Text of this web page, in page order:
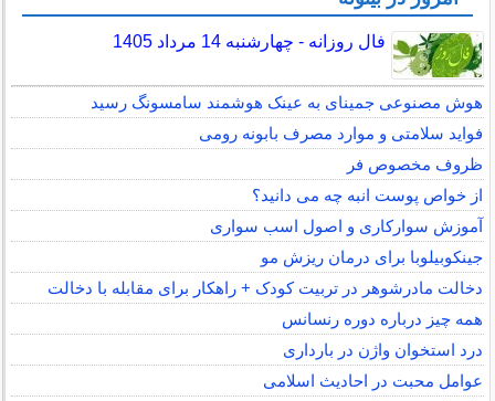
فال روزانه - چهارشنبه 14 مرداد 1405
هوش مصنوعی جمینای به عینک هوشمند سامسونگ رسید
فواید سلامتی و موارد مصرف بابونه رومی
ظروف مخصوص فر
از خواص پوست انبه چه می دانید؟
آموزش سوارکاری و اصول اسب سواری
جینکوبیلوبا برای درمان ریزش مو
دخالت مادرشوهر در تربیت کودک + راهکار برای مقابله با دخالت
همه چیز درباره دوره رنسانس
درد استخوان واژن در بارداری
عوامل محبت در احادیث اسلامى